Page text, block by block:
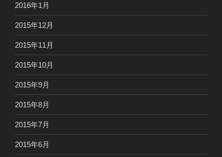
2016年1月
2015年12月
2015年11月
2015年10月
2015年9月
2015年8月
2015年7月
2015年6月